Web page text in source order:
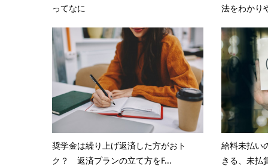
ってなに
法をわかり
奨学金は繰り上げ返済した方がおト
ク？ 返済プランの立て方をF...
給料未払い
きる、未払